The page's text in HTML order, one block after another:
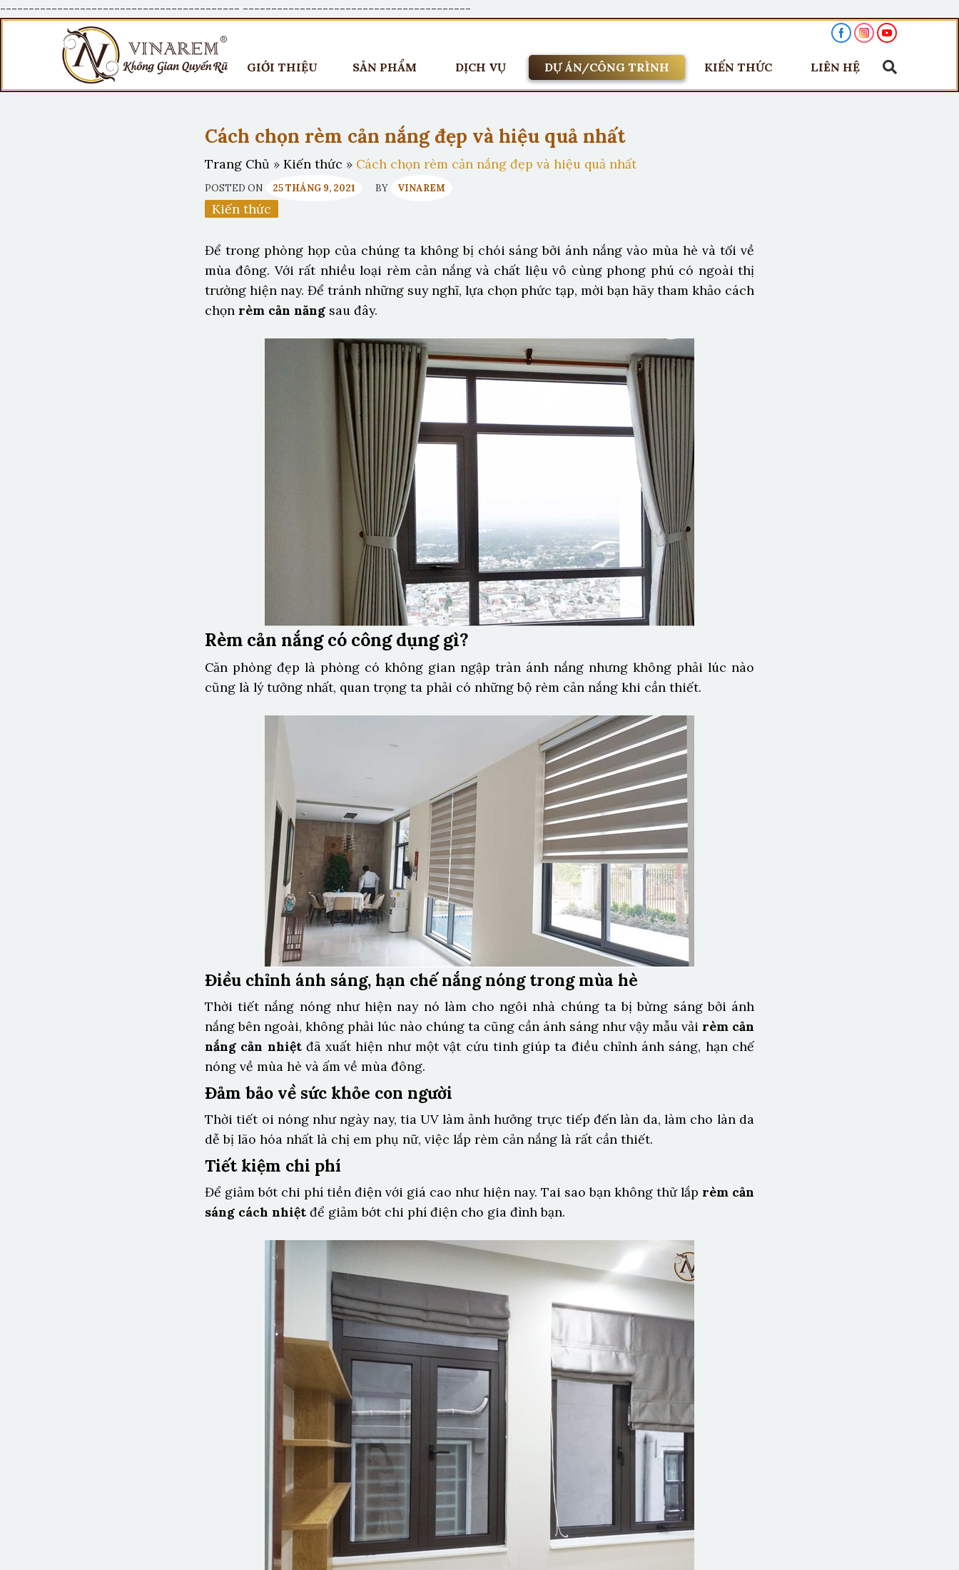
------------------------------------------ ----------------------------------------
GIỚI THIỆU SẢN PHẨM DỊCH VỤ DỰ ÁN/CÔNG TRÌNH KIẾN THỨC LIÊN HỆ
Cách chọn rèm cản nắng đẹp và hiệu quả nhất
Trang Chủ » Kiến thức » Cách chọn rèm cản nắng đẹp và hiệu quả nhất
POSTED ON 25 THÁNG 9, 2021 BY VINAREM
Kiến thức
Để trong phòng họp của chúng ta không bị chói sáng bởi ánh nắng vào mùa hè và tối về
mùa đông. Với rất nhiều loại rèm cản nắng và chất liệu vô cùng phong phú có ngoài thị
trường hiện nay. Để tránh những suy nghĩ, lựa chọn phức tạp, mời bạn hãy tham khảo cách
chọn rèm cản năng sau đây.
Rèm cản nắng có công dụng gì?
Căn phòng đẹp là phòng có không gian ngập tràn ánh nắng nhưng không phải lúc nào
cũng là lý tưởng nhất, quan trọng ta phải có những bộ rèm cản nắng khi cần thiết.
Điều chỉnh ánh sáng, hạn chế nắng nóng trong mùa hè
Thời tiết nắng nóng như hiện nay nó làm cho ngôi nhà chúng ta bị bừng sáng bởi ánh
nắng bên ngoài, không phải lúc nào chúng ta cũng cần ánh sáng như vậy mẫu vải rèm cản
nắng cản nhiệt đã xuất hiện như một vật cứu tinh giúp ta điều chỉnh ánh sáng, hạn chế
nóng về mùa hè và ấm về mùa đông.
Đảm bảo về sức khỏe con người
Thời tiết oi nóng như ngày nay, tia UV làm ảnh hưởng trực tiếp đến làn da, làm cho làn da
dễ bị lão hóa nhất là chị em phụ nữ, việc lắp rèm cản nắng là rất cần thiết.
Tiết kiệm chi phí
Để giảm bớt chi phí tiền điện với giá cao như hiện nay. Tai sao bạn không thử lắp rèm cản
sáng cách nhiệt để giảm bớt chi phí điện cho gia đình bạn.